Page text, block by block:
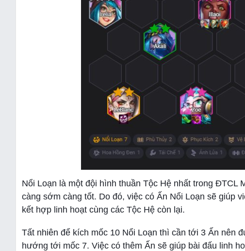
Nổi Loạn là một đội hình thuần Tộc Hệ nhất trong
càng sớm càng tốt. Do đó, việc có Ấn Nổi Loạn sẽ giúp
kết hợp linh hoạt cùng các Tộc Hệ còn lại.
Tất nhiên để kích mốc 10 Nổi Loạn thì cần tới 3 Ấn
hướng tới mốc 7. Việc có thêm Ấn sẽ giúp bài đấu linh